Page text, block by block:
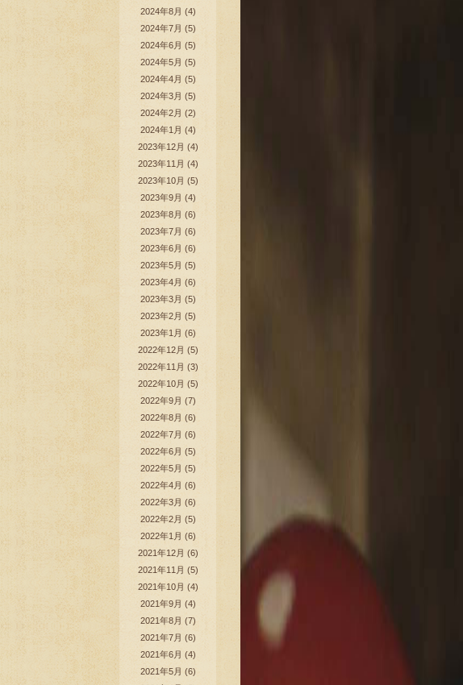
2024年8月 (4)
2024年7月 (5)
2024年6月 (5)
2024年5月 (5)
2024年4月 (5)
2024年3月 (5)
2024年2月 (2)
2024年1月 (4)
2023年12月 (4)
2023年11月 (4)
2023年10月 (5)
2023年9月 (4)
2023年8月 (6)
2023年7月 (6)
2023年6月 (6)
2023年5月 (5)
2023年4月 (6)
2023年3月 (5)
2023年2月 (5)
2023年1月 (6)
2022年12月 (5)
2022年11月 (3)
2022年10月 (5)
2022年9月 (7)
2022年8月 (6)
2022年7月 (6)
2022年6月 (5)
2022年5月 (5)
2022年4月 (6)
2022年3月 (6)
2022年2月 (5)
2022年1月 (6)
2021年12月 (6)
2021年11月 (5)
2021年10月 (4)
2021年9月 (4)
2021年8月 (7)
2021年7月 (6)
2021年6月 (4)
2021年5月 (6)